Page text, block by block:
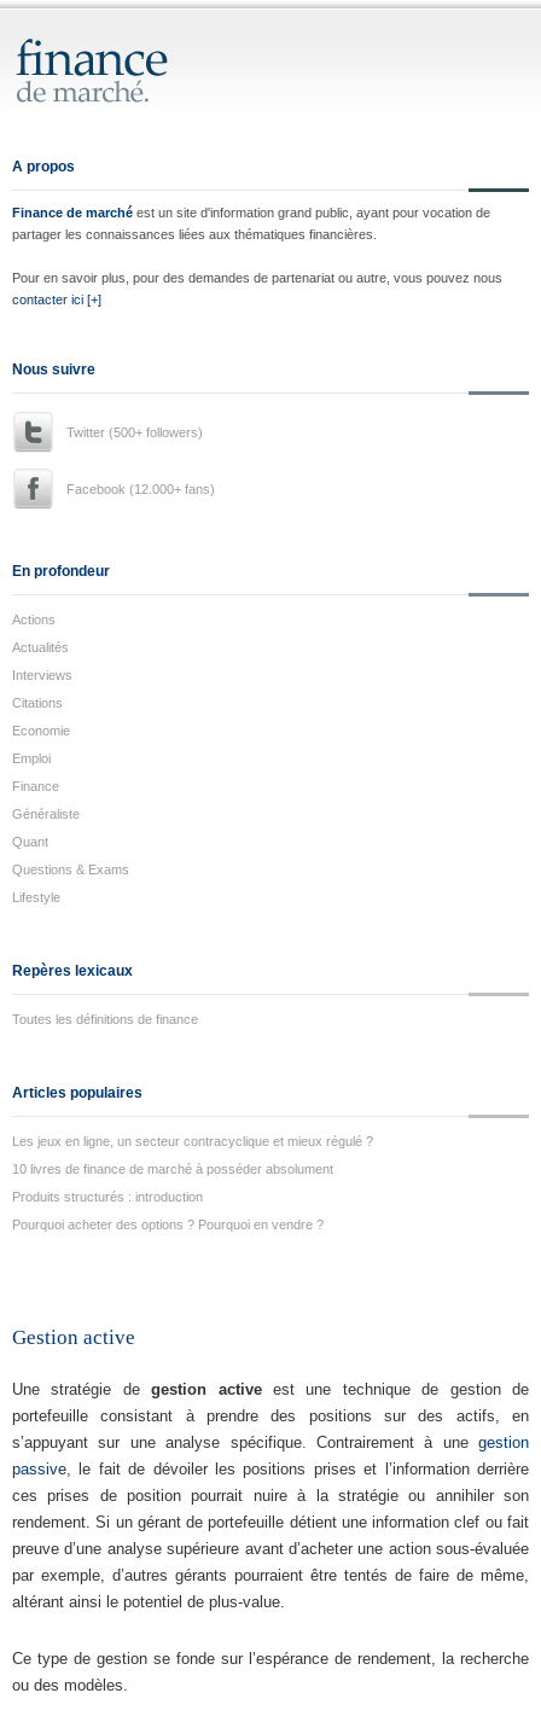
A propos
Finance de marché est un site d'information grand public, ayant pour vocation de
partager les connaissances liées aux thématiques financières.
Pour en savoir plus, pour des demandes de partenariat ou autre, vous pouvez nous
contacter ici [+]
Nous suivre
Twitter (500+ followers)
Facebook (12.000+ fans)
En profondeur
Actions
Actualités
Interviews
Citations
Economie
Emploi
Finance
Généraliste
Quant
Questions & Exams
Lifestyle
Repères lexicaux
Toutes les définitions de finance
Articles populaires
Les jeux en ligne, un secteur contracyclique et mieux régulé ?
10 livres de finance de marché à posséder absolument
Produits structurés : introduction
Pourquoi acheter des options ? Pourquoi en vendre ?
Gestion active
Une stratégie degestion activeest une technique de gestion de
portefeuille consistant à prendre des positions sur des actifs, en
s’appuyant sur une analyse spécifique. Contrairement à une gestion
passive, le fait de dévoiler les positions prises et l’information derrière
ces prises de position pourrait nuire à la stratégie ou annihiler son
rendement. Si un gérant de portefeuille détient une information clef ou fait
preuve d’une analyse supérieure avant d’acheter une action sous-évaluée
par exemple, d’autres gérants pourraient être tentés de faire de même,
altérant ainsi le potentiel de plus-value.
Ce type de gestion se fonde sur l’espérance de rendement, la recherche
ou des modèles.